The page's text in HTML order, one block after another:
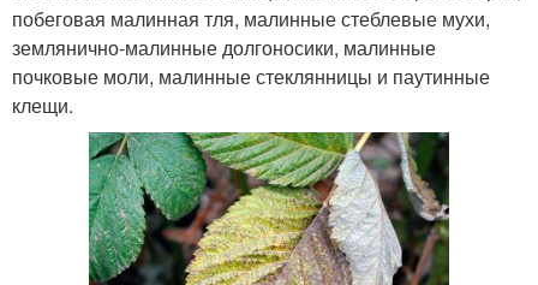
побеговая малинная тля, малинные стеблевые мухи,
землянично-малинные долгоносики, малинные
почковые моли, малинные стеклянницы и паутинные
клещи.